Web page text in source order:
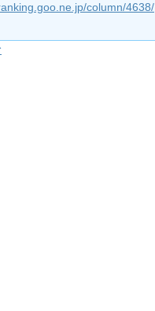
column/4638/